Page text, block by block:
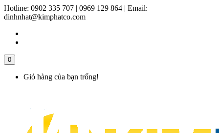
Hotline: 0902 335 707 | 0969 129 864 | Email:
dinhnhat@kimphatco.com
0
Giỏ hàng của bạn trống!